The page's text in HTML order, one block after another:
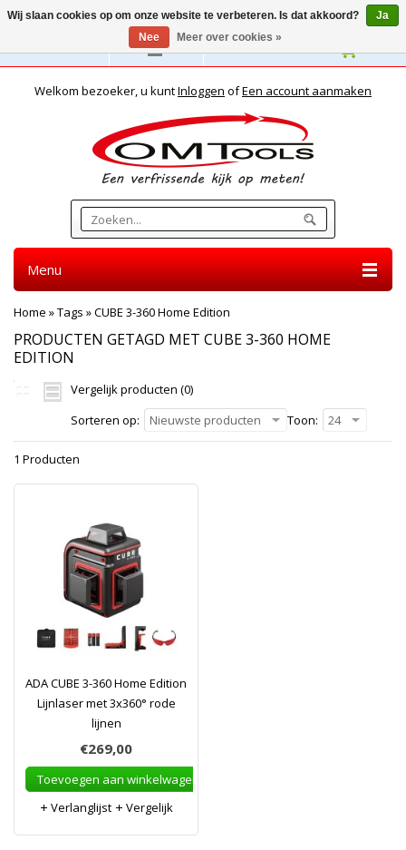
Nederlands
Welkom bezoeker, u kuntInloggen ofEen account aanmaken
Menu
Home »Tags »CUBE 3-360 Home Edition
PRODUCTEN GETAGD MET CUBE 3-360 HOME
EDITION
Vergelijk producten (0)
Sorteren op:
Nieuwste producten Toon: 24
1 Producten
ADA CUBE 3-360 Home Edition
Lijnlaser met 3x360° rode
lijnen
€269,00
Toevoegen aan winkelwagen
Verlanglijst
Vergelijk
Wij slaan cookies op om onze website te verbeteren. Is dat akkoord?
Ja
Nee
Meer over cookies »